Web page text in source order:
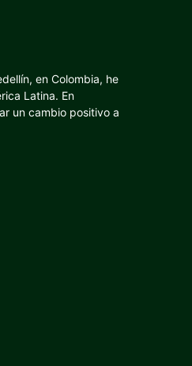
en Colombia, he
Latina. En
un cambio positivo a